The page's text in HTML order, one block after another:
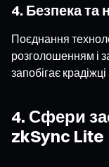
4. Безпека та
Поєднання
розголошенням і
запобігає
4. Сфери
zkSync Lite